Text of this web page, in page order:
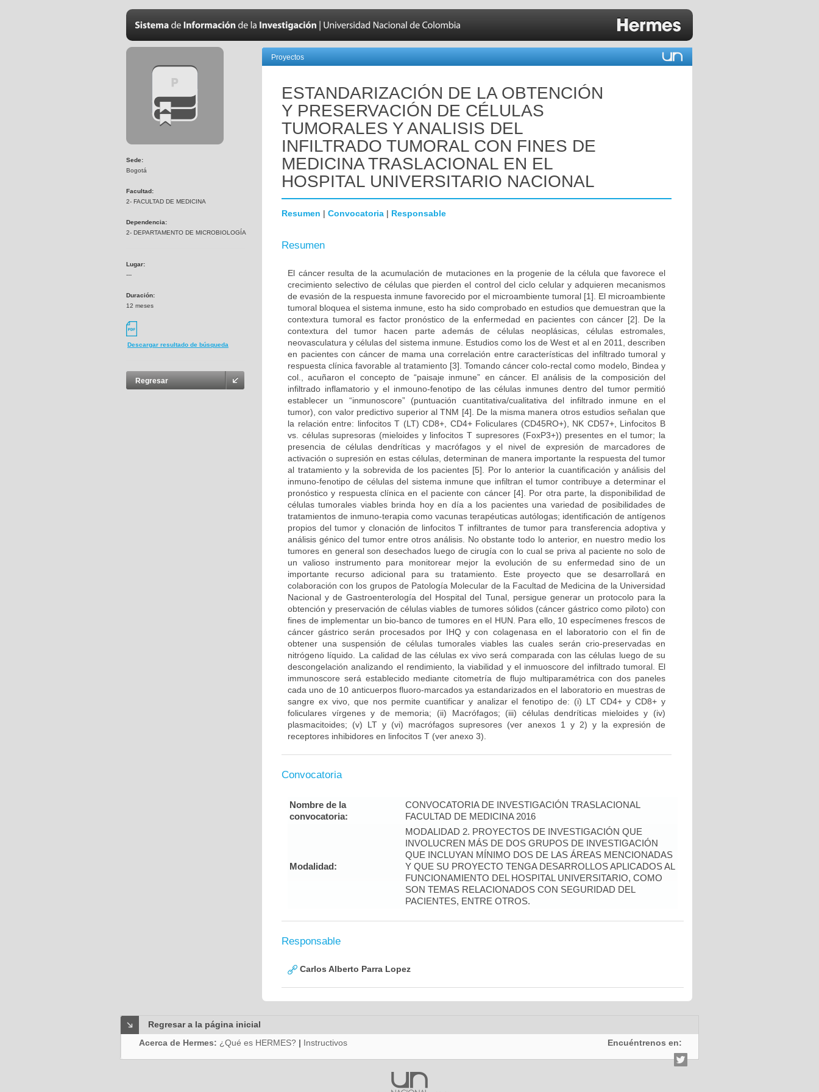
Sede:
Bogotá
Facultad:
2- FACULTAD DE MEDICINA
Dependencia:
2- DEPARTAMENTO DE MICROBIOLOGÍA
Lugar:
---
Duración:
12 meses
Descargar resultado de búsqueda
Regresar
Proyectos
ESTANDARIZACIÓN DE LA OBTENCIÓN
Y PRESERVACIÓN DE CÉLULAS
TUMORALES Y ANALISIS DEL
INFILTRADO TUMORAL CON FINES DE
MEDICINA TRASLACIONAL EN EL
HOSPITAL UNIVERSITARIO NACIONAL
Resumen | Convocatoria | Responsable
Resumen
El cáncer resulta de la acumulación de mutaciones en la progenie de la célula que favorece el
crecimiento selectivo de células que pierden el control del ciclo celular y adquieren mecanismos
de evasión de la respuesta inmune favorecido por el microambiente tumoral [1]. El microambiente
tumoral bloquea el sistema inmune, esto ha sido comprobado en estudios que demuestran que la
contextura tumoral es factor pronóstico de la enfermedad en pacientes con cáncer [2]. De la
contextura del tumor hacen parte además de células neoplásicas, células estromales,
neovasculatura y células del sistema inmune. Estudios como los de West et al en 2011, describen
en pacientes con cáncer de mama una correlación entre características del infiltrado tumoral y
respuesta clínica favorable al tratamiento [3]. Tomando cáncer colo-rectal como modelo, Bindea y
col., acuñaron el concepto de “paisaje inmune” en cáncer. El análisis de la composición del
infiltrado inflamatorio y el inmouno-fenotipo de las células inmunes dentro del tumor permitió
establecer un “inmunoscore” (puntuación cuantitativa/cualitativa del infiltrado inmune en el
tumor), con valor predictivo superior al TNM [4]. De la misma manera otros estudios señalan que
la relación entre: linfocitos T (LT) CD8+, CD4+ Foliculares (CD45RO+), NK CD57+, Linfocitos B
vs. células supresoras (mieloides y linfocitos T supresores (FoxP3+)) presentes en el tumor; la
presencia de células dendríticas y macrófagos y el nivel de expresión de marcadores de
activación o supresión en estas células, determinan de manera importante la respuesta del tumor
al tratamiento y la sobrevida de los pacientes [5]. Por lo anterior la cuantificación y análisis del
inmuno-fenotipo de células del sistema inmune que infiltran el tumor contribuye a determinar el
pronóstico y respuesta clínica en el paciente con cáncer [4]. Por otra parte, la disponibilidad de
células tumorales viables brinda hoy en día a los pacientes una variedad de posibilidades de
tratamientos de inmuno-terapia como vacunas terapéuticas autólogas; identificación de antígenos
propios del tumor y clonación de linfocitos T infiltrantes de tumor para transferencia adoptiva y
análisis génico del tumor entre otros análisis. No obstante todo lo anterior, en nuestro medio los
tumores en general son desechados luego de cirugía con lo cual se priva al paciente no solo de
un valioso instrumento para monitorear mejor la evolución de su enfermedad sino de un
importante recurso adicional para su tratamiento. Este proyecto que se desarrollará en
colaboración con los grupos de Patología Molecular de la Facultad de Medicina de la Universidad
Nacional y de Gastroenterología del Hospital del Tunal, persigue generar un protocolo para la
obtención y preservación de células viables de tumores sólidos (cáncer gástrico como piloto) con
fines de implementar un bio-banco de tumores en el HUN. Para ello, 10 especímenes frescos de
cáncer gástrico serán procesados por IHQ y con colagenasa en el laboratorio con el fin de
obtener una suspensión de células tumorales viables las cuales serán crio-preservadas en
nitrógeno líquido. La calidad de las células ex vivo será comparada con las células luego de su
descongelación analizando el rendimiento, la viabilidad y el inmuoscore del infiltrado tumoral. El
immunoscore será establecido mediante citometría de flujo multiparamétrica con dos paneles
cada uno de 10 anticuerpos fluoro-marcados ya estandarizados en el laboratorio en muestras de
sangre ex vivo, que nos permite cuantificar y analizar el fenotipo de: (i) LT CD4+ y CD8+ y
foliculares vírgenes y de memoria; (ii) Macrófagos; (iii) células dendríticas mieloides y (iv)
plasmacitoides; (v) LT y (vi) macrófagos supresores (ver anexos 1 y 2) y la expresión de
receptores inhibidores en linfocitos T (ver anexo 3).
Convocatoria
Nombre de la
convocatoria:
CONVOCATORIA DE INVESTIGACIÓN TRASLACIONAL
FACULTAD DE MEDICINA 2016
Modalidad:
MODALIDAD 2. PROYECTOS DE INVESTIGACIÓN QUE
INVOLUCREN MÁS DE DOS GRUPOS DE INVESTIGACIÓN
QUE INCLUYAN MÍNIMO DOS DE LAS ÁREAS MENCIONADAS
Y QUE SU PROYECTO TENGA DESARROLLOS APLICADOS AL
FUNCIONAMIENTO DEL HOSPITAL UNIVERSITARIO, COMO
SON TEMAS RELACIONADOS CON SEGURIDAD DEL
PACIENTES, ENTRE OTROS.
Responsable
Carlos Alberto Parra Lopez
Regresar a la página inicial
Acerca de Hermes: ¿Qué es HERMES? | Instructivos Encuéntrenos en: